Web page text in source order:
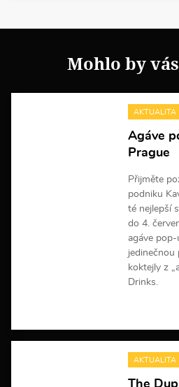
Mohlo by
AKTUALITA
Agáve
Prague
Přijměte
podniku
té nejlepší
do 4.
agáve
koktejly z
Drinks.
i
AKTUALITA
The